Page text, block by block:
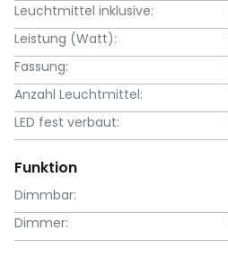
Leuchtmittel inklusive:
Leistung (Watt):
Fassung:
Anzahl Leuchtmittel:
LED fest verbaut:
Funktion
Dimmbar:
Dimmer: